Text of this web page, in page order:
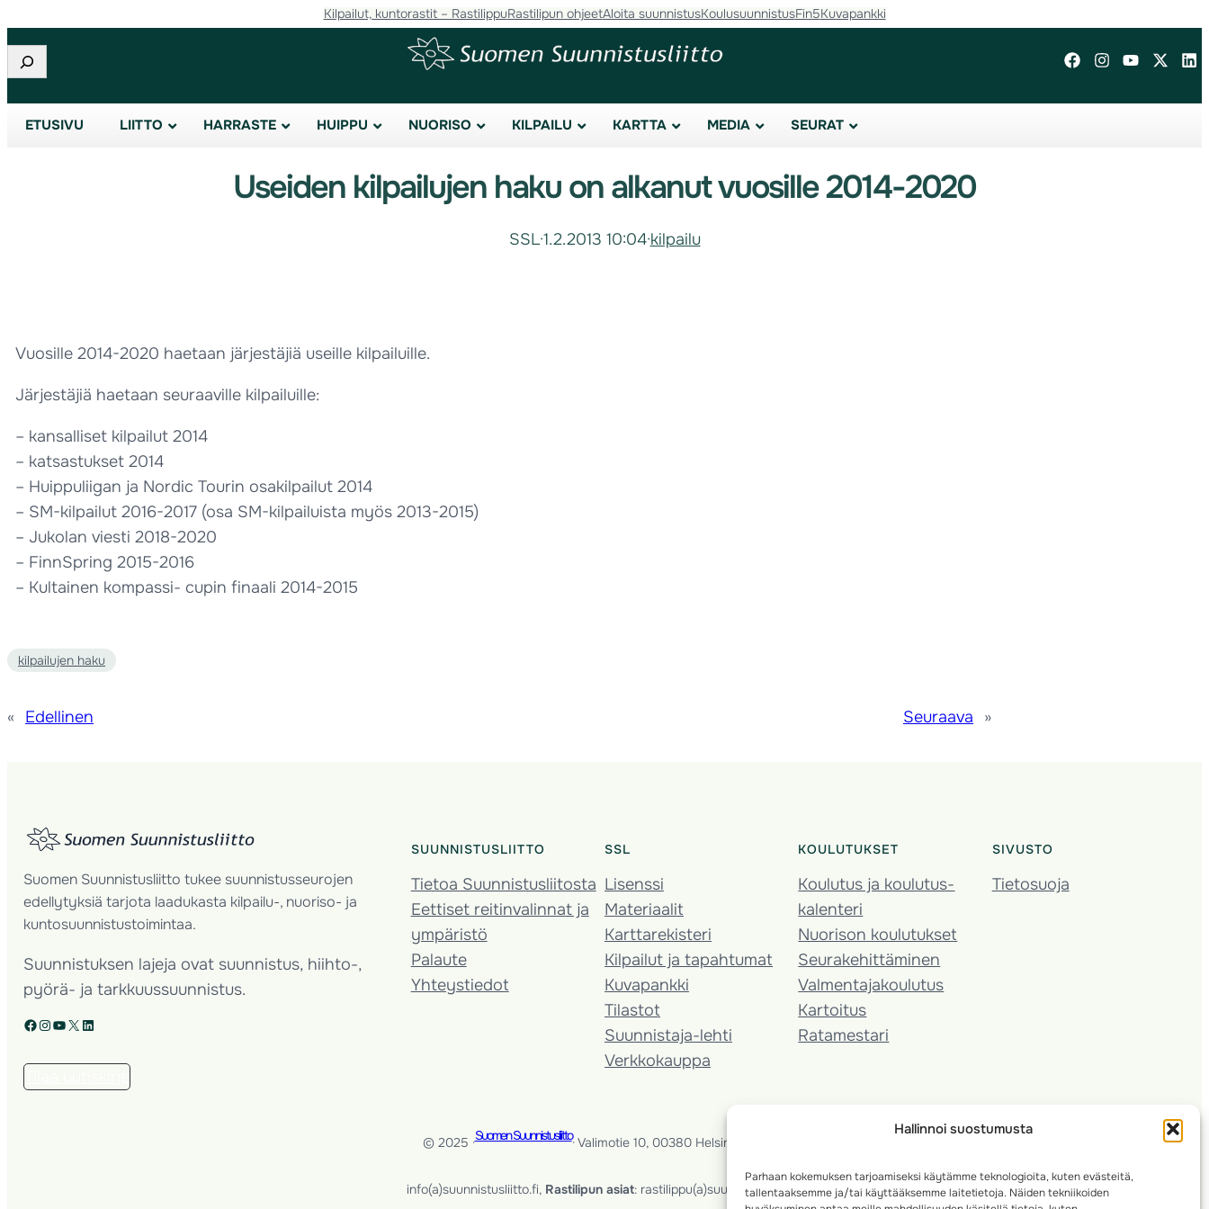
Hallinnoi suostumusta
Parhaan kokemuksen tarjoamiseksi käytämme teknologioita, kuten evästeitä,
tallentaaksemme ja/tai käyttääksemme laitetietoja. Näiden tekniikoiden
Kilpailut, kuntorastit – RastilippuRastilipun ohjeetAloita suunnistusKoulusuunnistusFin5Kuvapankki
Etsi
ETUSIVU LIITTO HARRASTE HUIPPU NUORISO KILPAILU KARTTA MEDIA SEURAT
Useiden kilpailujen haku on alkanut vuosille 2014-2020
SSL·1.2.2013 10:04·kilpailu
Vuosille 2014-2020 haetaan järjestäjiä useille kilpailuille.
Järjestäjiä haetaan seuraaville kilpailuille:
– kansalliset kilpailut 2014
– katsastukset 2014
– Huippuliigan ja Nordic Tourin osakilpailut 2014
– SM-kilpailut 2016-2017 (osa SM-kilpailuista myös 2013-2015)
– Jukolan viesti 2018-2020
– FinnSpring 2015-2016
– Kultainen kompassi- cupin finaali 2014-2015
kilpailujen haku
« Edellinen Seuraava »
Suomen Suunnistusliitto tukee suunnistusseurojen
edellytyksiä tarjota laadukasta kilpailu-, nuoriso- ja
kuntosuunnistustoimintaa.
Suunnistuksen lajeja ovat suunnistus, hiihto-,
pyörä- ja tarkkuussuunnistus.
Facebook Instagram YouTube X LinkedIn
SUUNNISTUSLIITTO
Tietoa Suunnistusliitosta
Eettiset reitinvalinnat ja
ympäristö
Palaute
Yhteystiedot
SSL
Lisenssi
Materiaalit
Karttarekisteri
Kilpailut ja tapahtumat
Kuvapankki
Tilastot
Suunnistaja-lehti
Verkkokauppa
KOULUTUKSET
Koulutus ja koulutus­
kalenteri
Nuorison koulutukset
Seura­kehittäminen
Valmentaja­koulutus
Kartoitus
Ratamestari
SIVUSTO
Tietosuoja
© 2025 ·Suomen Suunnistusliitto· Valimotie 10, 00380 Helsinki, Finland
info(a)suunnistusliitto.fi, Rastilipun asiat: rastilippu(a)suunnistusliitto.fi